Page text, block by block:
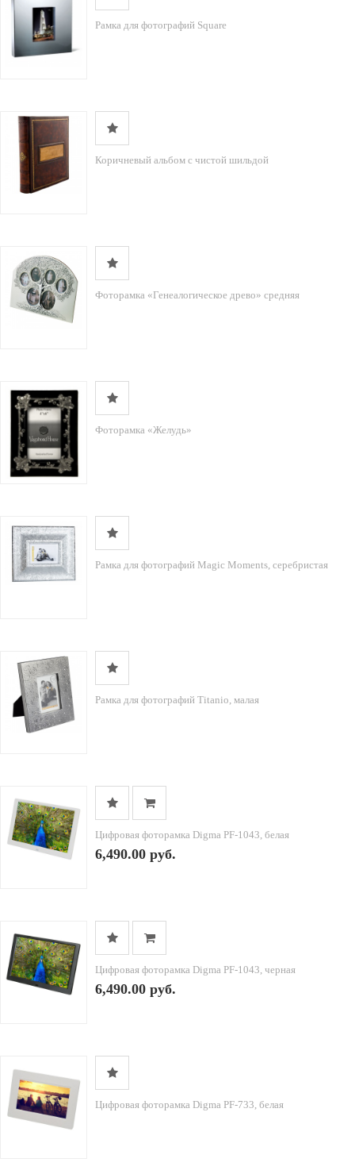
Рамка для фотографий Square
Коричневый альбом с чистой шильдой
Фоторамка «Генеалогическое древо» средняя
Фоторамка «Желудь»
Рамка для фотографий Magic Moments, серебристая
Рамка для фотографий Titanio, малая
Цифровая фоторамка Digma PF-1043, белая
6,490.00 руб.
Цифровая фоторамка Digma PF-1043, черная
6,490.00 руб.
Цифровая фоторамка Digma PF-733, белая